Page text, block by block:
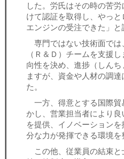
した。労氏はその時の苦
けて認証を取得し、やっ
エンジンの受注できた」と
専門ではない技術面では
（Ｒ＆Ｄ）チームを支援
向性を決め、進捗（しん
ますが、資金や人材の調
た。
一方、得意とする国際貿
かし、営業担当者により
を提供、イノベーション
分な力が発揮できる環境を
この他、従業員の結束と